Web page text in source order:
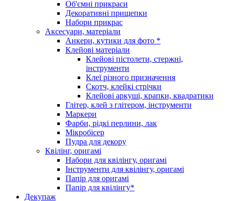
Об'ємні прикраси
Декоративні прищепки
Набори прикрас
Аксесуари, матеріали
Анкери, кутики для фото *
Клейові матеріали
Клейові пістолети, стержні,
інструменти
Клеї різного призначення
Скотч, клейкі стрічки
Клейові аркуші, крапки, квадратики
Глітер, клей з глітером, інструменти
Маркери
Фарби, рідкі перлини, лак
Мікробісер
Пудра для декору
Квілінг, оригамі
Набори для квілінгу, оригамі
Інструменти для квілінгу, оригамі
Папір для оригамі
Папір для квілінгу*
Декупаж